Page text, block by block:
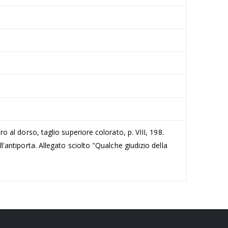
al dorso, taglio superiore colorato, p. VIII, 198.
Allegato sciolto "Qualche giudizio della